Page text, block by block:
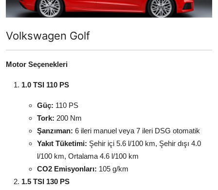
Volkswagen Golf
Motor Seçenekleri
1.0 TSI 110 PS
Güç: 110 PS
Tork: 200 Nm
Şanzıman: 6 ileri manuel veya 7 ileri DSG otomatik
Yakıt Tüketimi: Şehir içi 5.6 l/100 km, Şehir dışı 4.0
l/100 km, Ortalama 4.6 l/100 km
CO2 Emisyonları: 105 g/km
1.5 TSI 130 PS